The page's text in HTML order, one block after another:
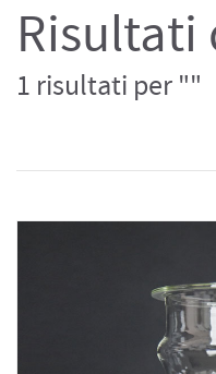
Risultati
1 risultati per ""